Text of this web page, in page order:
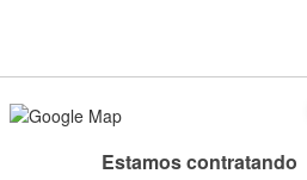
Estamos contratando